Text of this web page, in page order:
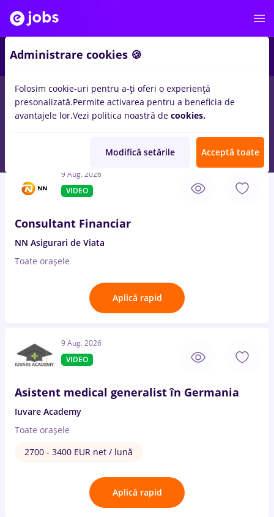
Salarii Student Transport / Distribuție
9 Aug. 2026
VIDEO
Consultant Financiar
NN Asigurari de Viata
Toate oraşele
Aplică rapid
9 Aug. 2026
VIDEO
Asistent medical generalist în Germania
Iuvare Academy
Toate oraşele
2700 - 3400 EUR net / lună
Aplică rapid
Administrare cookies 🍪
Folosim cookie-uri pentru a-ți oferi o experiență
presonalizată.Permite activarea pentru a beneficia de
avantajele lor.Vezi politica noastră de cookies.
Modifică setările Acceptă toate